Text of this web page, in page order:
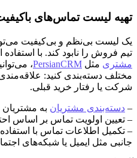
تهیه لیست تماس‌های
یک لیست بی‌نظم و بی‌کیفیت
تیم فروش را نابود کند. با استفاده
مشتری مثل PersianCRM،
مختلف دسته‌بندی کنید:
شرکت یا رفتار خرید قبلی.
– دسته‌بندی مشتریان به مشتریان
– تعیین اولویت تماس بر اساس
– تکمیل اطلاعات تماس با
جانبی مثل ایمیل یا شبکه‌های